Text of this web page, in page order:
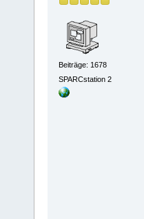
Beiträge: 1678
SPARCstation 2